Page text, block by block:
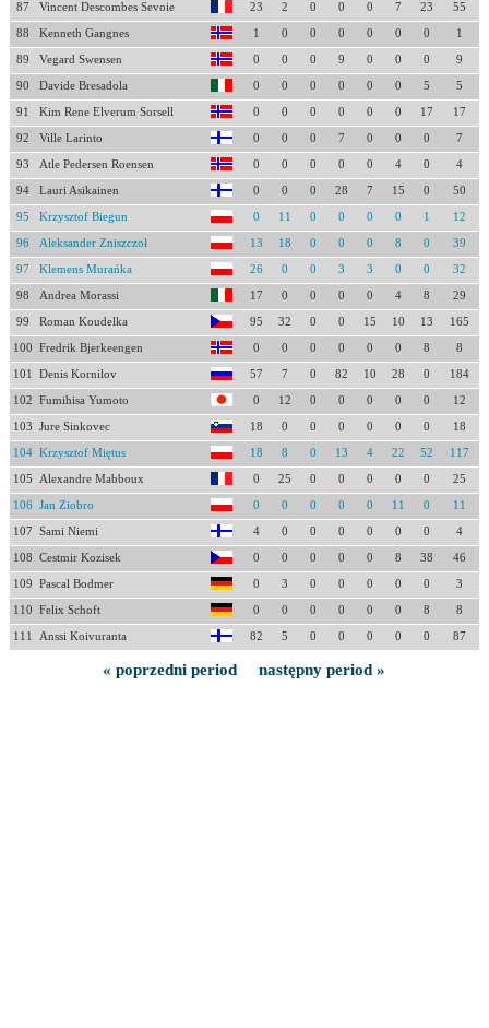
87 Vincent Descombes Sevoie 23 2 0 0 0 7 23 55
88 Kenneth Gangnes 1 0 0 0 0 0 0 1
89 Vegard Swensen 0 0 0 9 0 0 0 9
90 Davide Bresadola 0 0 0 0 0 0 5 5
91 Kim Rene Elverum Sorsell 0 0 0 0 0 0 17 17
92 Ville Larinto 0 0 0 7 0 0 0 7
93 Atle Pedersen Roensen 0 0 0 0 0 4 0 4
94 Lauri Asikainen 0 0 0 28 7 15 0 50
95 Krzysztof Biegun 0 11 0 0 0 0 1 12
96 Aleksander Zniszczoł 13 18 0 0 0 8 0 39
97 Klemens Murańka 26 0 0 3 3 0 0 32
98 Andrea Morassi 17 0 0 0 0 4 8 29
99 Roman Koudelka 95 32 0 0 15 10 13 165
100 Fredrik Bjerkeengen 0 0 0 0 0 0 8 8
101 Denis Kornilov 57 7 0 82 10 28 0 184
102 Fumihisa Yumoto 0 12 0 0 0 0 0 12
103 Jure Sinkovec 18 0 0 0 0 0 0 18
104 Krzysztof Miętus 18 8 0 13 4 22 52 117
105 Alexandre Mabboux 0 25 0 0 0 0 0 25
106 Jan Ziobro 0 0 0 0 0 11 0 11
107 Sami Niemi 4 0 0 0 0 0 0 4
108 Cestmir Kozisek 0 0 0 0 0 8 38 46
109 Pascal Bodmer 0 3 0 0 0 0 0 3
110 Felix Schoft 0 0 0 0 0 0 8 8
111 Anssi Koivuranta 82 5 0 0 0 0 0 87
« poprzedni period następny period »